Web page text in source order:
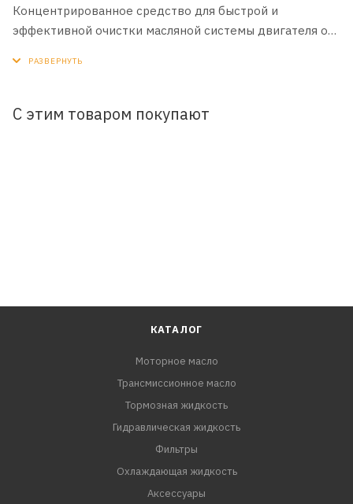
Концентрированное средство для быстрой и
эффективной очистки масляной системы двигателя от
применять при каждой смене масла.
С этим товаром покупают
КАТАЛОГ
Моторное масло
Трансмиссионное масло
Тормозная жидкость
Гидравлическая жидкость
Фильтры
Охлаждающая жидкость
Аксессуары